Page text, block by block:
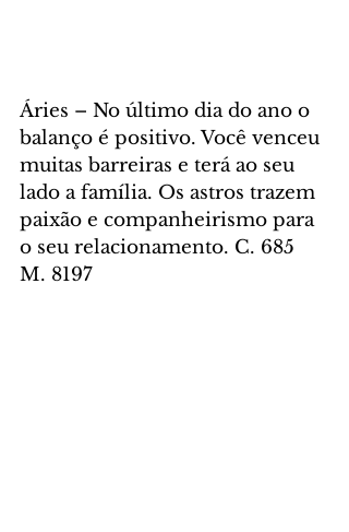
Áries – No último dia do ano o
balanço é positivo. Você venceu
muitas barreiras e terá ao seu
lado a família. Os astros trazem
paixão e companheirismo para
o seu relacionamento. C. 685
M. 8197